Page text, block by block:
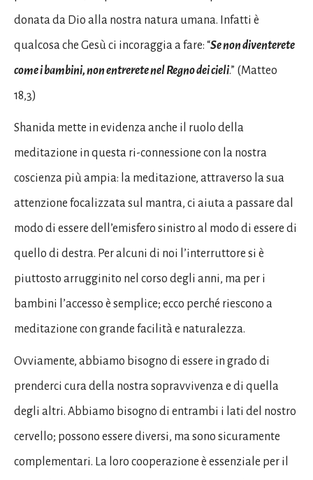
donata da Dio alla nostra natura umana. Infatti è
qualcosa che Gesù ci incoraggia a fare: “Se non diventerete
come i bambini, non entrerete nel Regno dei cieli.” (Matteo
18,3)
Shanida mette in evidenza anche il ruolo della
meditazione in questa ri-connessione con la nostra
coscienza più ampia: la meditazione, attraverso la sua
attenzione focalizzata sul mantra, ci aiuta a passare dal
modo di essere dell’emisfero sinistro al modo di essere di
quello di destra. Per alcuni di noi l’interruttore si è
piuttosto arrugginito nel corso degli anni, ma per i
bambini l’accesso è semplice; ecco perché riescono a
meditazione con grande facilità e naturalezza.
Ovviamente, abbiamo bisogno di essere in grado di
prenderci cura della nostra sopravvivenza e di quella
degli altri. Abbiamo bisogno di entrambi i lati del nostro
cervello; possono essere diversi, ma sono sicuramente
complementari. La loro cooperazione è essenziale per il